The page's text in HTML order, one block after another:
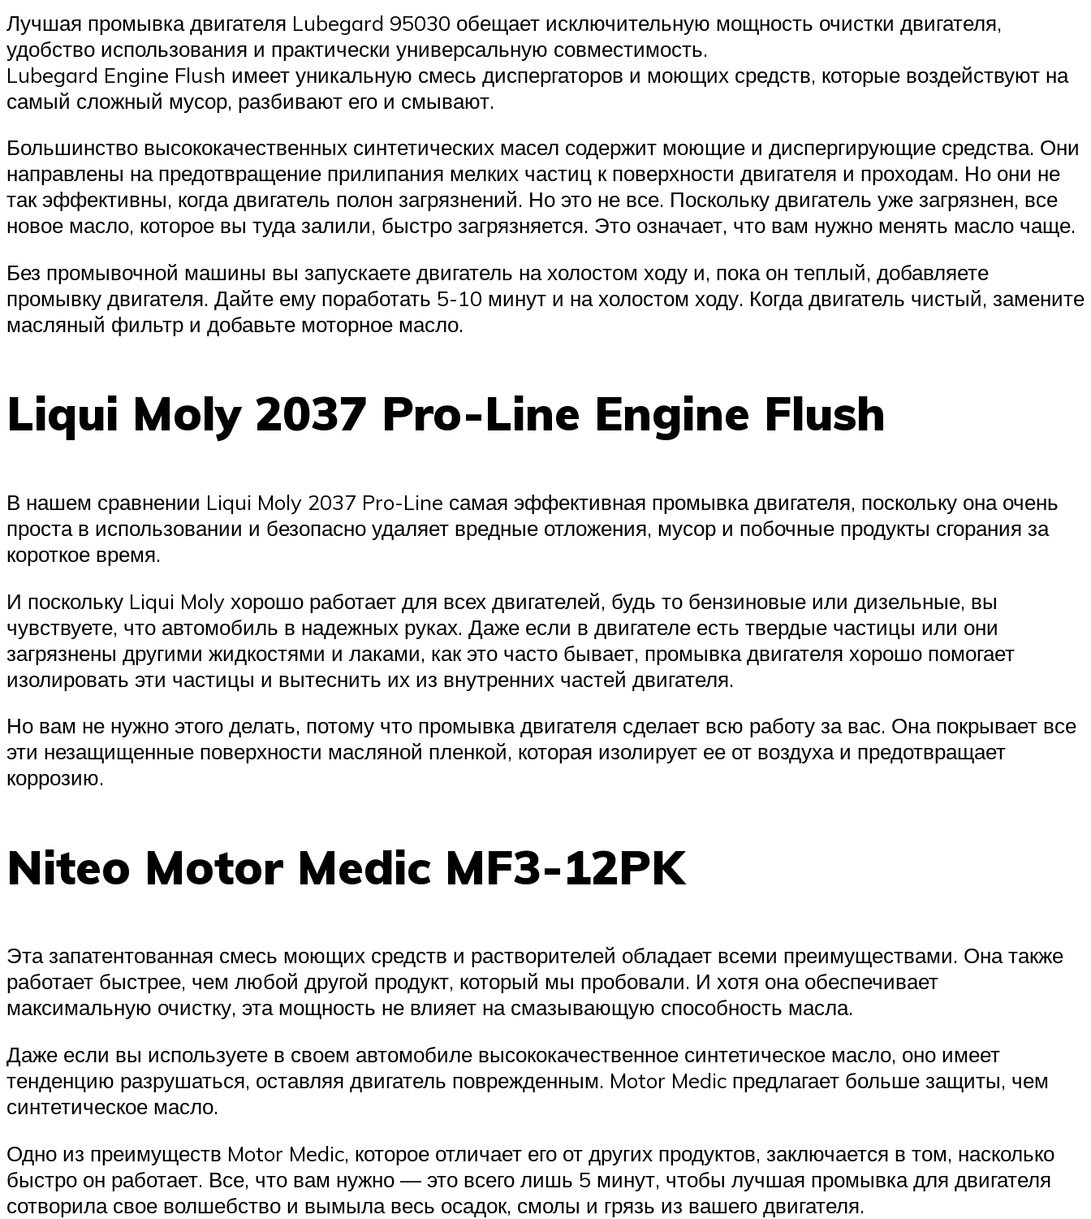
Лучшая промывка двигателя Lubegard 95030 обещает исключительную мощность очистки двигателя,
удобство использования и практически универсальную совместимость.
Lubegard Engine Flush имеет уникальную смесь диспергаторов и моющих средств, которые воздействуют на
самый сложный мусор, разбивают его и смывают.
Большинство высококачественных синтетических масел содержит моющие и диспергирующие средства. Они
направлены на предотвращение прилипания мелких частиц к поверхности двигателя и проходам. Но они не
так эффективны, когда двигатель полон загрязнений. Но это не все. Поскольку двигатель уже загрязнен, все
новое масло, которое вы туда залили, быстро загрязняется. Это означает, что вам нужно менять масло чаще.
Без промывочной машины вы запускаете двигатель на холостом ходу и, пока он теплый, добавляете
промывку двигателя. Дайте ему поработать 5-10 минут и на холостом ходу. Когда двигатель чистый, замените
масляный фильтр и добавьте моторное масло.
Liqui Moly 2037 Pro-Line Engine Flush
В нашем сравнении Liqui Moly 2037 Pro-Line самая эффективная промывка двигателя, поскольку она очень
проста в использовании и безопасно удаляет вредные отложения, мусор и побочные продукты сгорания за
короткое время.
И поскольку Liqui Moly хорошо работает для всех двигателей, будь то бензиновые или дизельные, вы
чувствуете, что автомобиль в надежных руках. Даже если в двигателе есть твердые частицы или они
загрязнены другими жидкостями и лаками, как это часто бывает, промывка двигателя хорошо помогает
изолировать эти частицы и вытеснить их из внутренних частей двигателя.
Но вам не нужно этого делать, потому что промывка двигателя сделает всю работу за вас. Она покрывает все
эти незащищенные поверхности масляной пленкой, которая изолирует ее от воздуха и предотвращает
коррозию.
Niteo Motor Medic MF3-12PK
Эта запатентованная смесь моющих средств и растворителей обладает всеми преимуществами. Она также
работает быстрее, чем любой другой продукт, который мы пробовали. И хотя она обеспечивает
максимальную очистку, эта мощность не влияет на смазывающую способность масла.
Даже если вы используете в своем автомобиле высококачественное синтетическое масло, оно имеет
тенденцию разрушаться, оставляя двигатель поврежденным. Motor Medic предлагает больше защиты, чем
синтетическое масло.
Одно из преимуществ Motor Medic, которое отличает его от других продуктов, заключается в том, насколько
быстро он работает. Все, что вам нужно — это всего лишь 5 минут, чтобы лучшая промывка для двигателя
сотворила свое волшебство и вымыла весь осадок, смолы и грязь из вашего двигателя.